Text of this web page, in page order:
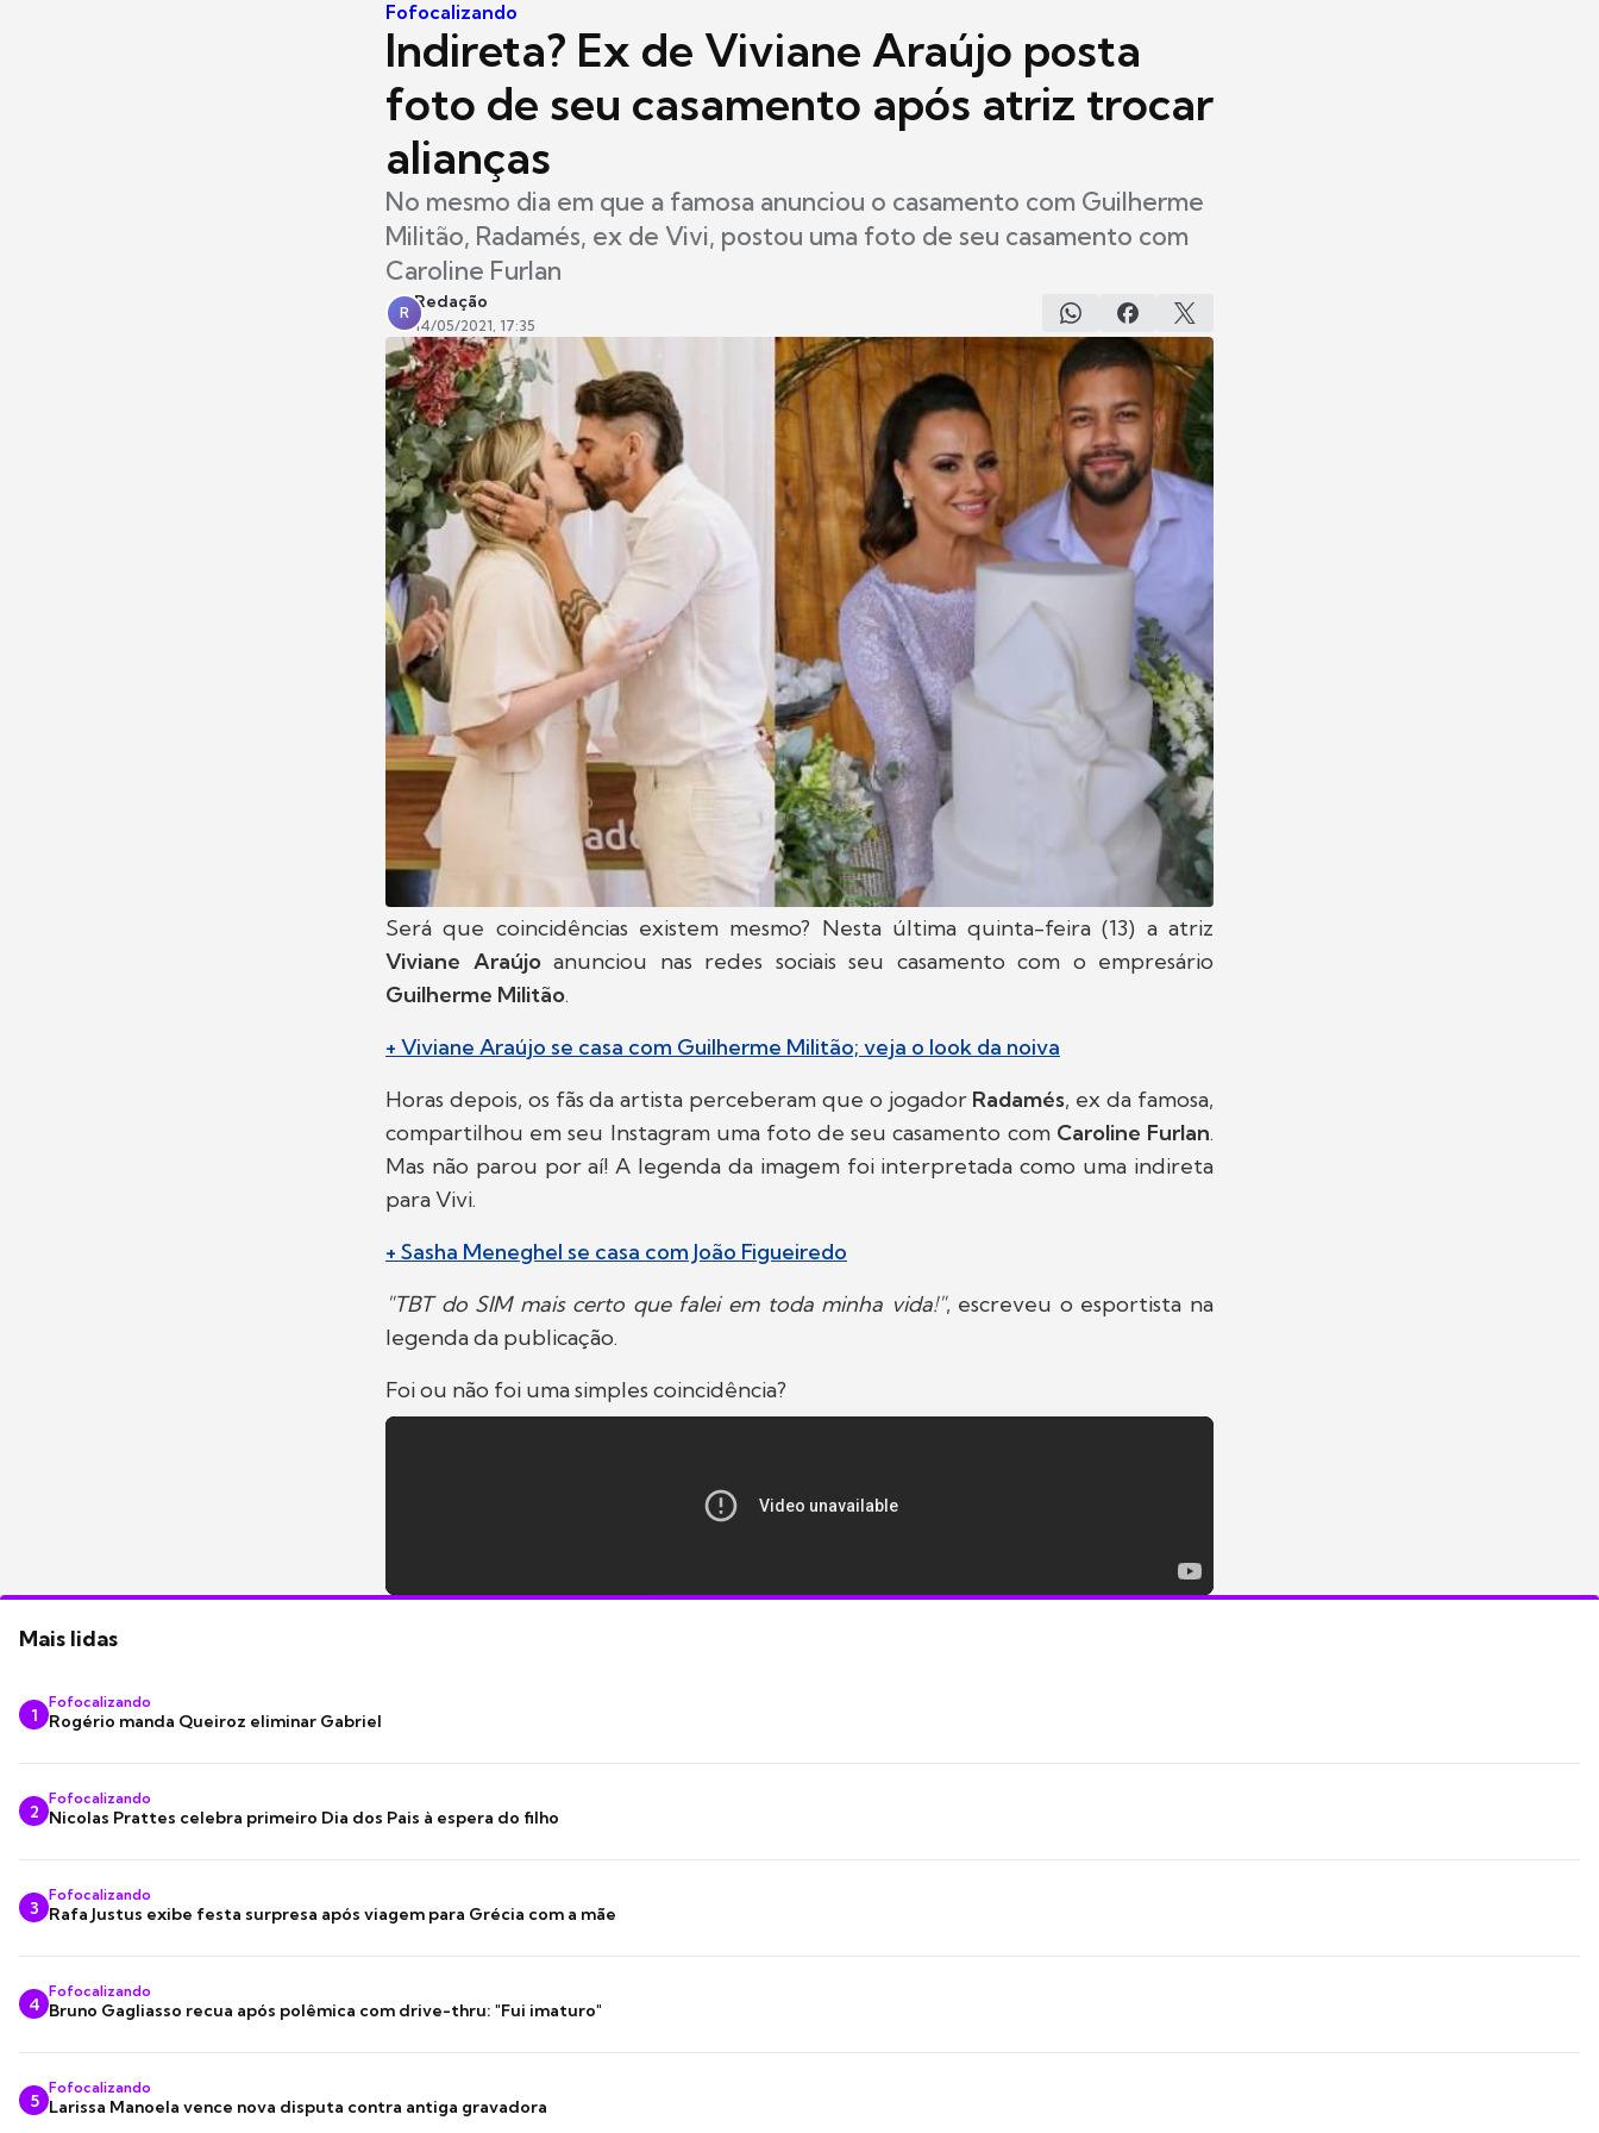
Fofocalizando
Indireta? Ex de Viviane Araújo posta
foto de seu casamento após atriz trocar
alianças
No mesmo dia em que a famosa anunciou o casamento com Guilherme
Militão, Radamés, ex de Vivi, postou uma foto de seu casamento com
Caroline Furlan
R
Redação
14/05/2021, 17:35
Será que coincidências existem mesmo? Nesta última quinta-feira (13) a atriz
Viviane Araújoanunciou nas redes sociais seu casamento com o empresário
Guilherme Militão.
+ Viviane Araújo se casa com Guilherme Militão; veja o look da noiva
Horas depois, os fãs da artista perceberam que o jogador Radamés, ex da famosa,
compartilhou em seu Instagram uma foto de seu casamento com Caroline Furlan.
Mas não parou por aí! A legenda da imagem foi interpretada como uma indireta
para Vivi.
+ Sasha Meneghel se casa com João Figueiredo
"TBT do SIM mais certo que falei em toda minha vida!", escreveu o esportista na
legenda da publicação.
Foi ou não foi uma simples coincidência?
Mais lidas
1
Fofocalizando
Rogério manda Queiroz eliminar Gabriel
2
Fofocalizando
Nicolas Prattes celebra primeiro Dia dos Pais à espera do filho
3
Fofocalizando
Rafa Justus exibe festa surpresa após viagem para Grécia com a mãe
4
Fofocalizando
Bruno Gagliasso recua após polêmica com drive-thru: "Fui imaturo"
5
Fofocalizando
Larissa Manoela vence nova disputa contra antiga gravadora